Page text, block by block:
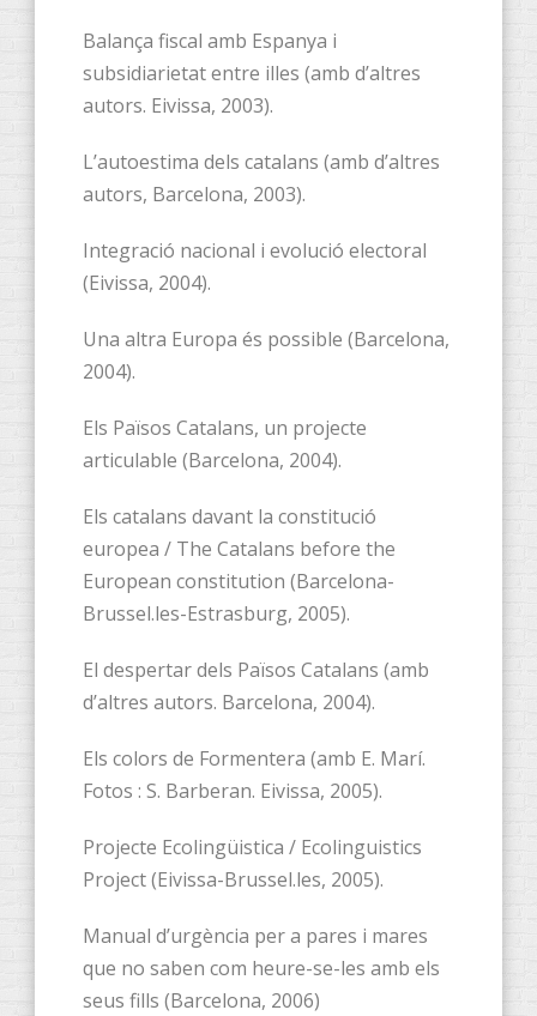
Balança fiscal amb Espanya i
subsidiarietat entre illes (amb d’altres
autors. Eivissa, 2003).
L’autoestima dels catalans (amb d’altres
autors, Barcelona, 2003).
Integració nacional i evolució electoral
(Eivissa, 2004).
Una altra Europa és possible (Barcelona,
2004).
Els Països Catalans, un projecte
articulable (Barcelona, 2004).
Els catalans davant la constitució
europea / The Catalans before the
European constitution (Barcelona-
Brussel.les-Estrasburg, 2005).
El despertar dels Països Catalans (amb
d’altres autors. Barcelona, 2004).
Els colors de Formentera (amb E. Marí.
Fotos : S. Barberan. Eivissa, 2005).
Projecte Ecolingüistica / Ecolinguistics
Project (Eivissa-Brussel.les, 2005).
Manual d’urgència per a pares i mares
que no saben com heure-se-les amb els
seus fills (Barcelona, 2006)